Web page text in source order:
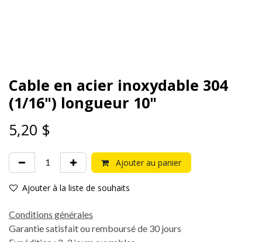
Cable en acier inoxydable 304
(1/16") longueur 10"
5,20 $
Ajouter au panier
Ajouter à la liste de souhaits
Conditions générales
Garantie satisfait ou remboursé de 30 jours